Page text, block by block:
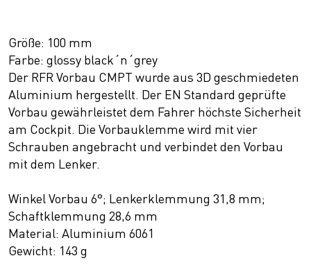
Größe: 100 mm
Farbe: glossy black´n´grey
Der RFR Vorbau CMPT wurde aus 3D geschmiedeten
Aluminium hergestellt. Der EN Standard geprüfte
Vorbau gewährleistet dem Fahrer höchste Sicherheit
am Cockpit. Die Vorbauklemme wird mit vier
Schrauben angebracht und verbindet den Vorbau
mit dem Lenker.
Winkel Vorbau 6°; Lenkerklemmung 31,8 mm;
Schaftklemmung 28,6 mm
Material: Aluminium 6061
Gewicht: 143 g